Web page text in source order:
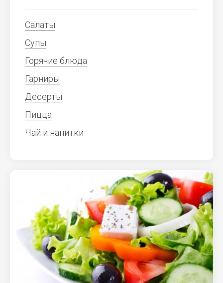
Салаты
Супы
Горячие блюда
Гарниры
Десерты
Пицца
Чай и напитки